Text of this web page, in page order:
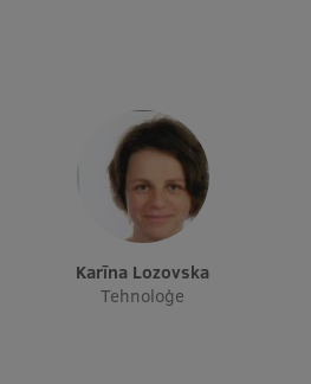
Mobilitātes programmas
Starptautiskie projekti
Starptautiskie sadarbības
EURAXESS RSU kontaktpunkts
Karīna Lozovska
Tehnoloģe